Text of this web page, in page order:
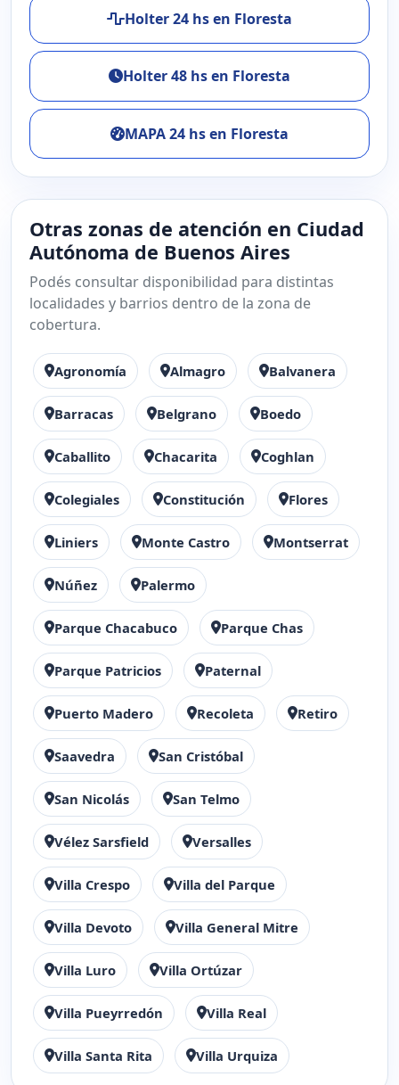
Holter 24 hs en Floresta
Holter 48 hs en Floresta
MAPA 24 hs en Floresta
Otras zonas de atención en Ciudad
Autónoma de Buenos Aires
Podés consultar disponibilidad para distintas
localidades y barrios dentro de la zona de
cobertura.
Agronomía Almagro Balvanera
Barracas Belgrano Boedo
Caballito Chacarita Coghlan
Colegiales Constitución Flores
Liniers Monte Castro Montserrat
Núñez Palermo
Parque Chacabuco Parque Chas
Parque Patricios Paternal
Puerto Madero Recoleta Retiro
Saavedra San Cristóbal
San Nicolás San Telmo
Vélez Sarsfield Versalles
Villa Crespo Villa del Parque
Villa Devoto Villa General Mitre
Villa Luro Villa Ortúzar
Villa Pueyrredón Villa Real
Villa Santa Rita Villa Urquiza